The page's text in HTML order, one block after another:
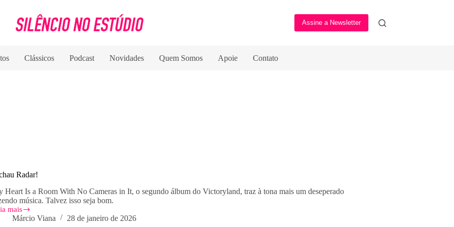
Assine a Newsletter
Clássicos Podcast Novidades Quem Somos Apoie Contato
Radar!
Heart Is a Room With No Cameras in It, o segundo álbum do Victoryland, traz à tona mais um deseperado
música. Talvez isso seja bom.
mais
Márcio Viana 28 de janeiro de 2026